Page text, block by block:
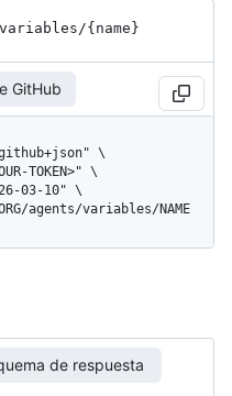
/{name}
GitHub
agents/variables/NAME
de respuesta